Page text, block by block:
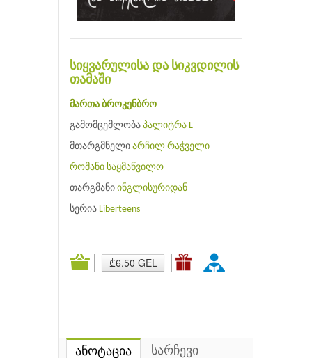
სიყვარულისა და სიკვდილის
თამაში
მართა ბროკენბრო
გამომცემლობა პალიტრა L
მთარგმნელი არჩილ რაჭველი
რომანი საყმაწვილო
თარგმანი ინგლისურიდან
სერია Liberteens
₾6.50 GEL
ანოტაცია სარჩევი